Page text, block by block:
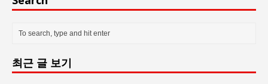
최근 글 보기